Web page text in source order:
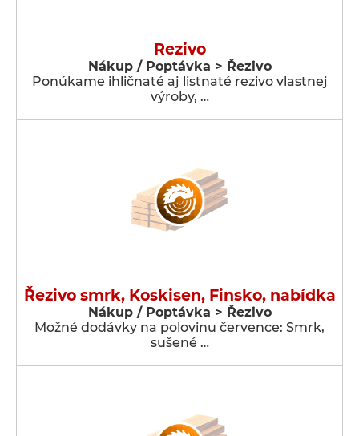
Rezivo
Nákup / Poptávka > Řezivo
Ponúkame ihličnaté aj listnaté rezivo vlastnej
výroby, …
Řezivo smrk, Koskisen, Finsko, nabídka
Nákup / Poptávka > Řezivo
Možné dodávky na polovinu července: Smrk,
sušené …